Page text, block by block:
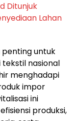
Ditunjuk
Lahan
penting untuk
nasional
menghadapi
impor
ini
produksi,